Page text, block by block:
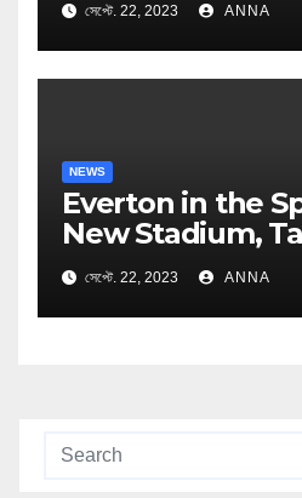
সেপ্টে. 22, 2023 ANNA
NEWS
Everton in the
New Stadium,
Partners, and
Speculations
সেপ্টে. 22, 2023 ANNA